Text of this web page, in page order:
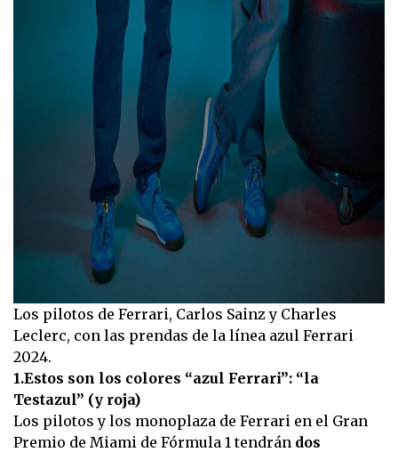
Los pilotos de Ferrari, Carlos Sainz y Charles
Leclerc, con las prendas de la línea azul Ferrari
2024.
1.Estos son los colores “azul Ferrari”: “la
Testazul” (y roja)
Los pilotos y los monoplaza de Ferrari en el Gran
Premio de Miami de Fórmula 1 tendrán dos